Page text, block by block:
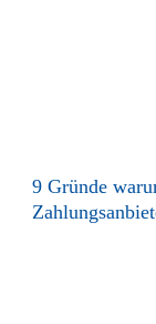
9 Gründe